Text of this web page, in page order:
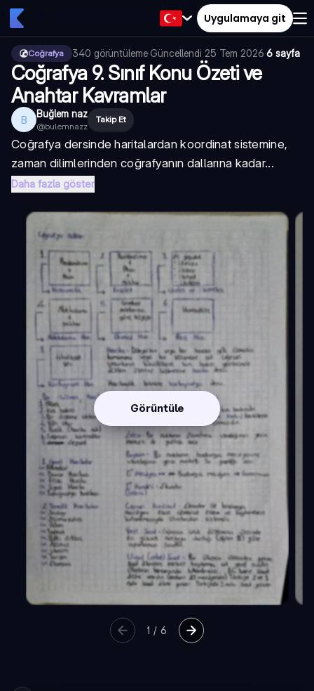
Uygulamaya git
Coğrafya 340 görüntüleme·Güncellendi 25 Tem 2026·6 sayfa
Coğrafya 9. Sınıf Konu Özeti ve
Anahtar Kavramlar
B Buğlem naz
@bulemnazz
Takip Et
Coğrafya dersinde haritalardan koordinat sistemine,
zaman dilimlerinden coğrafyanın dallarına kadar...
Daha fazla göster
Görüntüle
1 /6